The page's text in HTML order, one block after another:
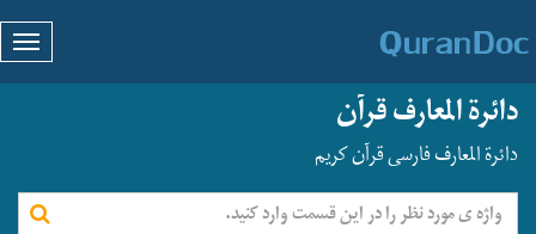
دائرة المعارف قرآن
دائرة المعارف فارسی قرآن کریم